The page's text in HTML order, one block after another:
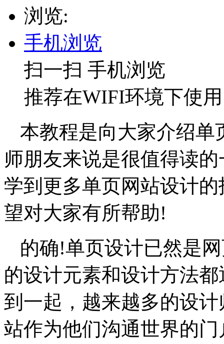
浏览:
手机浏览
扫一扫 手机浏览
推荐在WIFI环境下使用
本教程是向大家介绍单
师朋友来说是很值得读
学到更多单页网站设计
望对大家有所帮助!
的确!单页设计已然是
的设计元素和设计方法
到一起，越来越多的设
站作为他们沟通世界的